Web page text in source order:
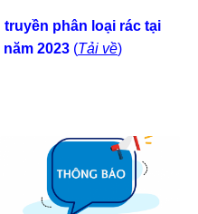
phân loại rác tại
2023 (Tải về)